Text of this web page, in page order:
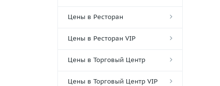
Цены в Ресторан
Цены в Ресторан VIP
Цены в Торговый Центр
Цены в Торговый Центр VIP